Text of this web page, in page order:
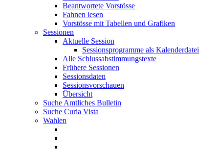
Beantwortete Vorstösse
Fahnen lesen
Vorstösse mit Tabellen und Grafiken
Sessionen
Aktuelle Session
Sessionsprogramme als Kalenderdatei
Alle Schlussabstimmungstexte
Frühere Sessionen
Sessionsdaten
Sessionsvorschauen
Übersicht
Suche Amtliches Bulletin
Suche Curia Vista
Wahlen